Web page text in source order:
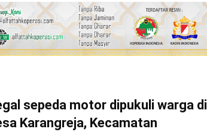
sepeda motor dipukuli warga di
Karangreja, Kecamatan